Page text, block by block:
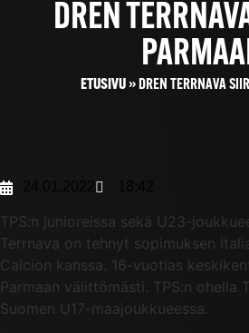
DREN
ETUSIVU» DREN TERRNAVA
TPS:n junioreissa sekä U23-
Terrnava on tehnyt sopimuksen
Calcion kanssa. 16-vuotias
Parmaan välittömästi. TPS:n ohella
Suomen U17-maajoukkueessa.